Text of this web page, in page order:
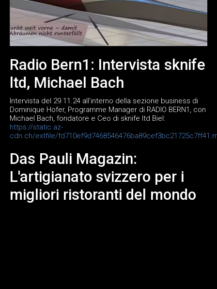
Radio Bern1: Intervista sknife
ltd, Michael Bach
Intervista del 29.11.24 all'interno della sezione business di
Dominique Hofer, Programme Manager di RADIO BERN1, con
Michael Bach, fondatore e Ceo di sknife ltd Biel:
https://static.az-
cdn.ch/extfile/
Das Pauli Magazin:
L'artigianato svizzero per i
migliori ristoranti del mondo